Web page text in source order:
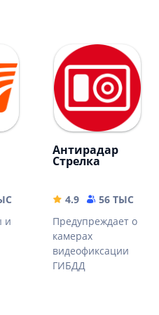
55.05 MB
и
Антирадар
Стрелка
4.9 56 ТЫС
Предупреждает о
камерах
видеофиксации
ГИБДД